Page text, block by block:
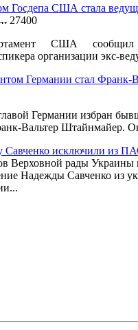
Госдепа США стала
27400
США
организации экс-
Германии стал Франк-
Германии избран
Вальтер Штайнмайер.
Савченко исключили из
Верховной рады Украины
Надежды Савченко из